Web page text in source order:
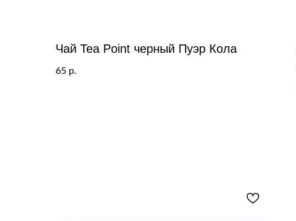
Чай Tea Point черный Пуэр Кола
65 р.